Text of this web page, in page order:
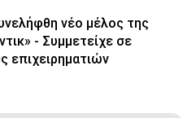
νέο μέλος της
- Συμμετείχε σε
επιχειρηματιών